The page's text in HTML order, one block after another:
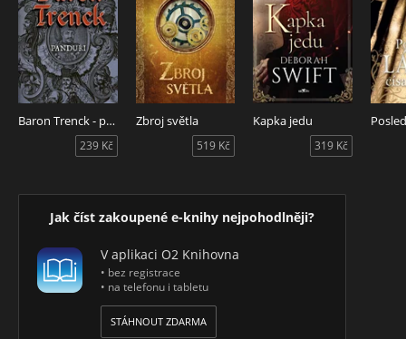
Baron Trenck - panduři
239 Kč
Zbroj světla
519 Kč
Kapka jedu
319 Kč
Jak číst zakoupené e-knihy nejpohodlněji?
V aplikaci O2 Knihovna
• bez registrace
• na telefonu i tabletu
STÁHNOUT ZDARMA